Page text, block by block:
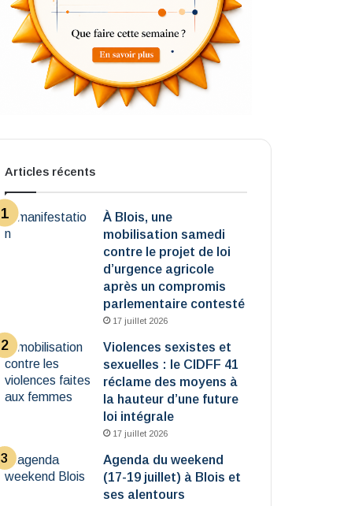
Articles récents
À Blois, une
mobilisation samedi
contre le projet de loi
d’urgence agricole
après un compromis
parlementaire contesté
17 juillet 2026
Violences sexistes et
sexuelles : le CIDFF 41
réclame des moyens à
la hauteur d’une future
loi intégrale
17 juillet 2026
Agenda du weekend
(17-19 juillet) à Blois et
ses alentours